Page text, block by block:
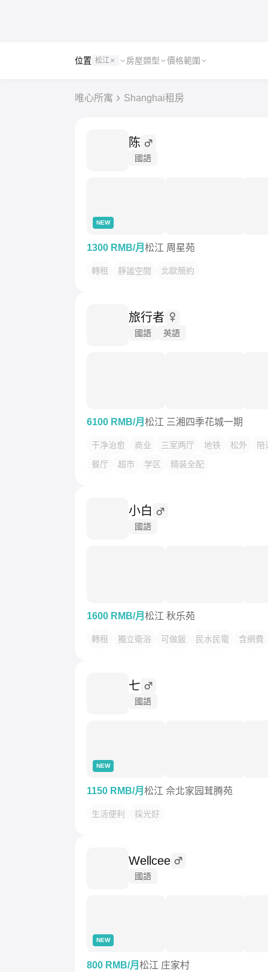
位置 松江 房屋類型 價格範圍
唯心所寓 Shanghai租房
陈
國語
NEW
1300 RMB/月 松江 周星苑
轉租 靜謐空間 北歐簡約
旅行者
國語 英語
6100 RMB/月 松江 三湘四季花城一期
干净治愈 商业 三室两厅 地铁 松外
陪
餐厅
超市 学区 精装全配
小白
國語
1600 RMB/月 松江 秋乐苑
轉租 獨立衛浴 可做飯 民水民電 含網費
七
國語
NEW
1150 RMB/月 松江 佘北家园茸腾苑
生活便利 採光好
Wellcee
國語
NEW
800 RMB/月 松江 庄家村